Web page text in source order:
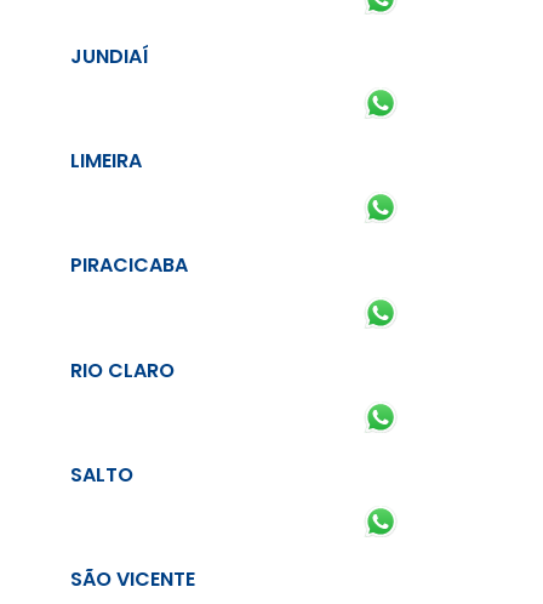
JUNDIAÍ
LIMEIRA
PIRACICABA
RIO CLARO
SALTO
SÃO VICENTE